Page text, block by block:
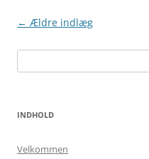
Indlægsnavigation
← Ældre indlæg
efter:
INDHOLD
Velkommen